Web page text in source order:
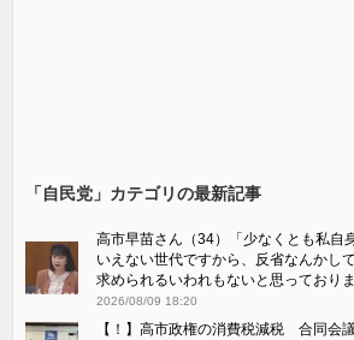
「自民党」カテゴリの最新記事
高市早苗さん（34）「少なくとも私自
いえない世代ですから、反省なんかし
求められるいわれもないと思っておりま
2026/08/09 18:20
【！】高市政権の消費税減税 合同会